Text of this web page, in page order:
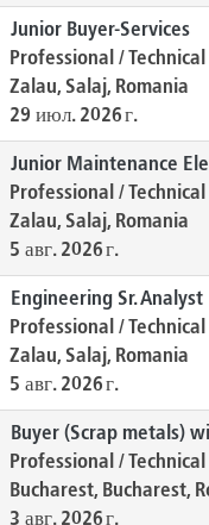
Junior Buyer-Services
Professional /
Zalau, Salaj, Romania
29 июл. 2026 г.
Junior Maintenance
Professional /
Zalau, Salaj, Romania
5 авг. 2026 г.
Engineering Sr. Analyst
Professional /
Zalau, Salaj, Romania
5 авг. 2026 г.
Buyer (Scrap metals)
Professional /
Bucharest, Bucharest,
3 авг. 2026 г.